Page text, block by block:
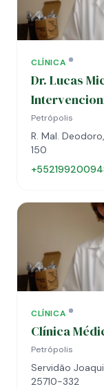
CLÍNICA
Dr. Lucas
Petrópolis
R. Mal.
150
CLÍNICA
Clínica
Petrópolis
Servidão
25710-332